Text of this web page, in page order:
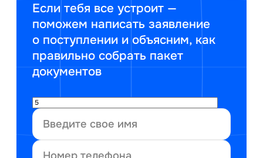
Если тебя все устроит —
поможем написать заявление
о поступлении и объясним, как
правильно собрать пакет
документов